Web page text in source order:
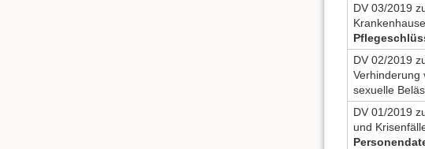
DV 03/2019
DV 02/2019
Verhinderung
sexuelle
DV 01/2019
und